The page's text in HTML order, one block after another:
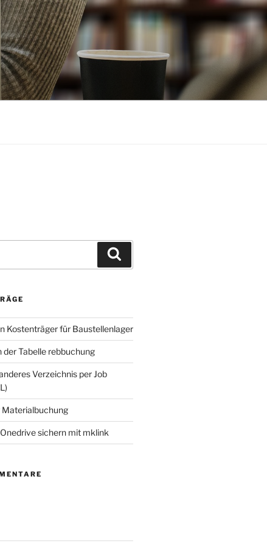
Kostenträger für Baustellenlager
der Tabelle rebbuchung
Verzeichnis per Job
sichern mit mklink